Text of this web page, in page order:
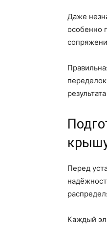
Даже
особенно
Перед
Каждый